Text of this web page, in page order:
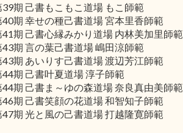
己書もこもこ道場 もこ師範
幸せの種己書道場 宮本里香師範
己書心縁みかり道場 内林美加里師範
言の葉己書道場 嶋田涼師範
あいりす己書道場 渡辺芳江師範
己書叶夏道場 淳子師範
己書ま～ゆの森道場 奈良真由美師範
己書笑顔の花道場 和智知子師範
光と風の己書道場 打越隆寛師範